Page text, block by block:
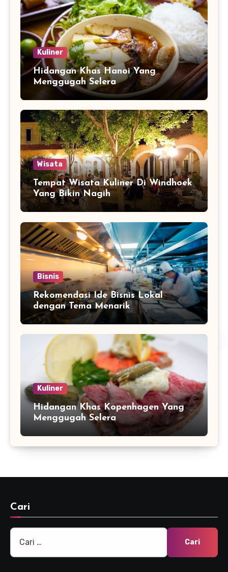
Kuliner
Hidangan Khas Hanoi Yang
Menggugah Selera
Wisata
Tempat Wisata Kuliner Di Windhoek
Yang Bikin Nagih
Bisnis
Rekomendasi Ide Bisnis Lokal
dengan Tema Menarik
Kuliner
Hidangan Khas Kopenhagen Yang
Menggugah Selera
Cari
Cari
untuk: